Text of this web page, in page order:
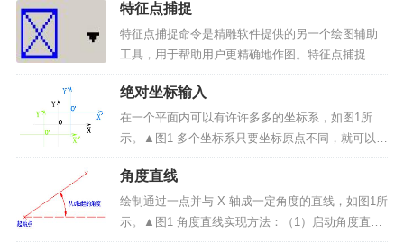
特征点捕捉
特征点捕捉命令是精雕软件提供的另一个绘图辅助
工具，用于帮助用户更精确地作图。特征点捕捉也
即我们通常所说的自动导航。采用下面方法可切换
特征点捕捉命令的开启与关闭：1）单击菜单栏中的
“视图/自动导航”菜单命令，即可切换自动捕捉的开
关。2）单击工...
绝对坐标输入
在一个平面内可以有许许多多的坐标系，如图1所
示。▲图1 多个坐标系只要坐标原点不同，就可以画
出任意一个坐标系。为了方便确定它的坐标，指定
其中的一个坐标系为绝对坐标系，绝对坐标系的原
点的坐标是（0，0），如上图我们指定中间的原点
是 0，坐标轴...
角度直线
绘制通过一点并与 X 轴成一定角度的直线，如图1所
示。▲图1 角度直线实现方法：（1）启动角度直线
命令；（2）输入直线起点；（3）输入直线角度；